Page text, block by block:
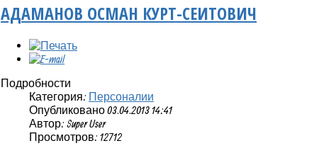
АДАМАНОВ ОСМАН КУРТ-СЕИТОВИЧ
Подробности
Категория: Персоналии
Опубликовано 03.04.2013 14:41
Автор: Super User
Просмотров: 12712